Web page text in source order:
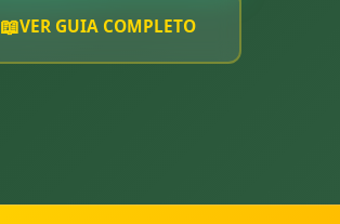
📖VER GUIA COMPLETO